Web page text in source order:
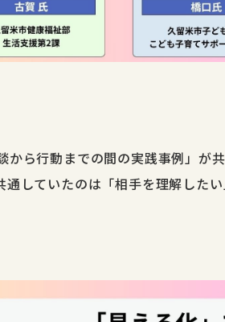
ら行動までの間の実践事例」が共
していたのは「相手を理解したい